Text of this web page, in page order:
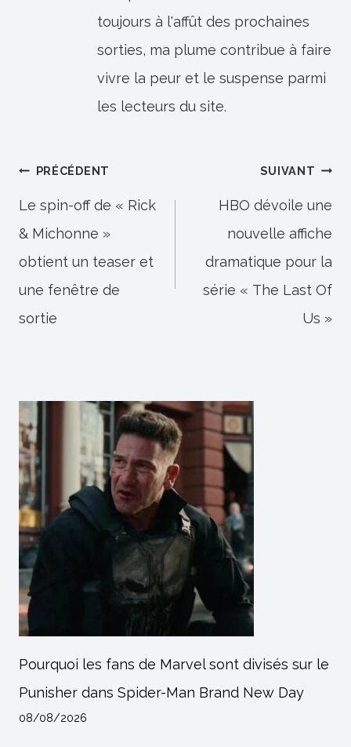
toujours à l'affût des prochaines
sorties, ma plume contribue à faire
vivre la peur et le suspense parmi
les lecteurs du site.
Navigation
de
l’article
PRÉCÉDENT
Le spin-off de « Rick
& Michonne »
obtient un teaser et
une fenêtre de
sortie
SUIVANT
HBO dévoile une
nouvelle affiche
dramatique pour la
série « The Last Of
Us »
Pourquoi les fans de Marvel sont divisés sur le
Punisher dans Spider-Man Brand New Day
08/08/2026